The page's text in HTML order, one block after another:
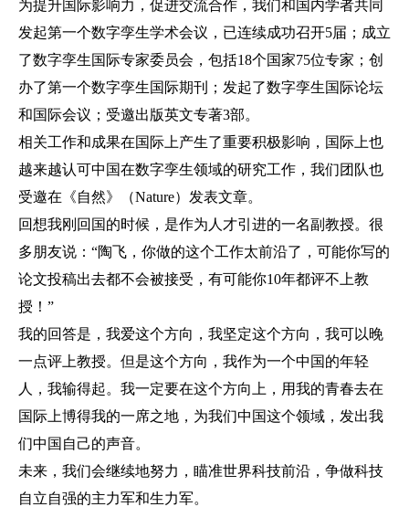
为提升国际影响力，促进交流合作，我们和国内学者共同
发起第一个数字孪生学术会议，已连续成功召开5届；成立
了数字孪生国际专家委员会，包括18个国家75位专家；创
办了第一个数字孪生国际期刊；发起了数字孪生国际论坛
和国际会议；受邀出版英文专著3部。
相关工作和成果在国际上产生了重要积极影响，国际上也
越来越认可中国在数字孪生领域的研究工作，我们团队也
受邀在《自然》（Nature）发表文章。
回想我刚回国的时候，是作为人才引进的一名副教授。很
多朋友说：“陶飞，你做的这个工作太前沿了，可能你写的
论文投稿出去都不会被接受，有可能你10年都评不上教
授！”
我的回答是，我爱这个方向，我坚定这个方向，我可以晚
一点评上教授。但是这个方向，我作为一个中国的年轻
人，我输得起。我一定要在这个方向上，用我的青春去在
国际上博得我的一席之地，为我们中国这个领域，发出我
们中国自己的声音。
未来，我们会继续地努力，瞄准世界科技前沿，争做科技
自立自强的主力军和生力军。